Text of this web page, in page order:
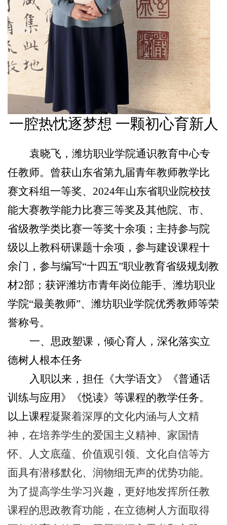
一腔热忱逐梦想 一颗初心育新人
袁晓飞，潍坊职业学院通识教育中心专
任教师。曾获山东省第九届青年教师教学比
赛文科组一等奖、2024年山东省职业院校技
能大赛教学能力比赛三等奖及其他院、市、
省级教学类比赛一等奖十余项；主持参与院
级以上教科研课题十余项，参与建设课程十
余门，参与编写“十四五”职业教育省级规划教
材2部；获评潍坊市青年岗位能手、潍坊职业
学院“最美教师”、潍坊职业学院优秀教师等荣
誉称号。
一、思政塑课，倾心育人，深化落实立
德树人根本任务
入职以来，担任《大学语文》《普通话
训练与应用》《悦读》等课程的教学任务。
以上课程凝聚着深厚的文化内涵与人文精
神，在培养学生的爱国主义精神、家国情
怀、人文底蕴、价值观引领、文化自信等方
面具有潜移默化、润物细无声的优势功能。
为了提高学生学习兴趣，更好地发挥所任教
课程的思政教育功能，在立德树人方面取得